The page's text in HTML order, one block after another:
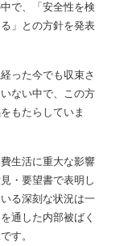
で、「安全性を検
」との方針を発表
った今でも収束さ
ない中で、この方
もたらしていま
生活に重大な影響
・要望書で表明し
る深刻な状況は一
通した内部被ばく
す。